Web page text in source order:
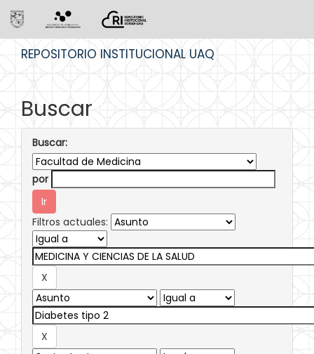
REPOSITORIO INSTITUCIONAL UAQ
Buscar
Buscar:
por
Filtros actuales: